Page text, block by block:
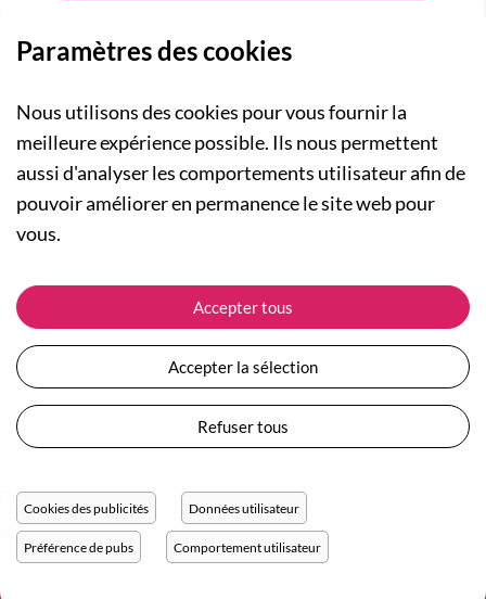
A PROPOS
Qui sommes-nous ?
Actualités
Nos engagements
Plan du site
Devenir revendeur
NOS RUBRIQUES
Collection Femme
Collection Enfants
Les Totebags
Nos différents thèmes
ASSISTANCE
Suivre ma commande
Expédition et livraison
Retour et remboursement
Moyens de paiement
Questions / Réponses
Conditions générales de vente
Protection des données personnelles
Réglage des cookies
Paramètres des cookies
Nous utilisons des cookies pour vous fournir la
meilleure expérience possible. Ils nous permettent
aussi d'analyser les comportements utilisateur afin de
pouvoir améliorer en permanence le site web pour
vous.
Accepter tous
Accepter la sélection
Refuser tous
Cookies des publicités Données utilisateur
Préférence de pubs Comportement utilisateur